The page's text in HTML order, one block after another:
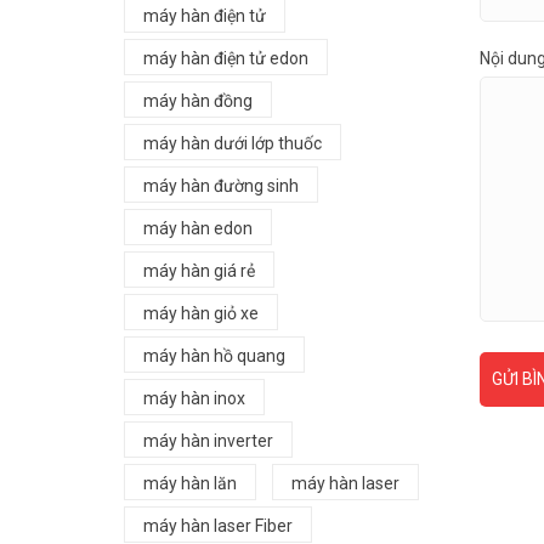
Nội dung
GỬI
máy hàn điện tử
máy hàn điện tử edon
máy hàn đồng
máy hàn dưới lớp thuốc
máy hàn đường sinh
máy hàn edon
máy hàn giá rẻ
máy hàn giỏ xe
máy hàn hồ quang
máy hàn inox
máy hàn inverter
máy hàn lăn máy hàn laser
máy hàn laser Fiber